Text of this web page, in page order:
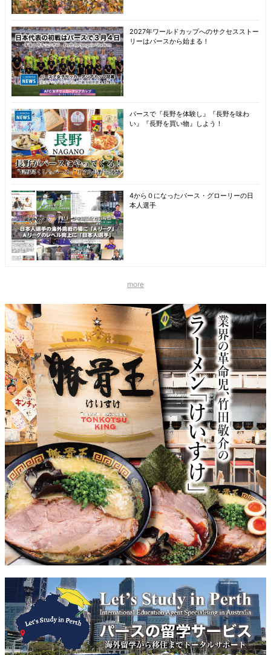
2027年ワールドカップへのサクセスストー
リーはパースから始まる！
パースで『長野を体験し』『長野を味わ
い』『長野を買い物』しよう！
4から０になったパース・グローリーの日
本人選手
more